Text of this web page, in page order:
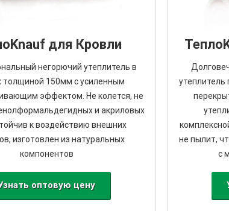
для Кровли
негорючий утеплитель в
толщиной 150мм с усиленным
эффектом. Не колется, не
и акриловых
к воздействию внешних
изготовлен из натуральных
компонентов
оптовую цену
не пылит,
с